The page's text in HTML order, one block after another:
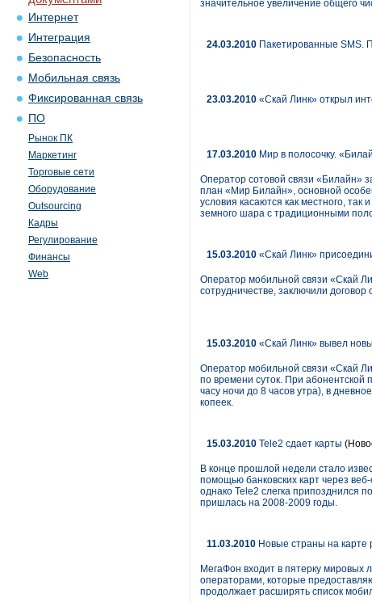
Интернет
Интеграция
Безопасность
Мобильная связь
Фиксированная связь
ПО
Рынок ПК
Маркетинг
Торговые сети
Оборудование
Outsourcing
Кадры
Регулирование
Финансы
Web
значительное увеличение общего
24.03.2010 Пакетированные SMS.
23.03.2010 «Скай Линк» открыл
17.03.2010 Мир в полосочку.
Оператор сотовой связи «Билайн»
план «Мир Билайн», основной
условия касаются как местного,
земного шара с традиционными
15.03.2010 «Скай Линк»
Оператор мобильной связи «Скай
сотрудничестве, заключили
15.03.2010 «Скай Линк» вывел
Оператор мобильной связи «Скай
по времени суток. При абонентской
часу ночи до 8 часов утра), в
копеек.
15.03.2010 Tele2 сдает карты
В конце прошлой недели стало
помощью банковских карт через
однако Tele2 слегка припозднился
пришлась на 2008-2009 годы.
11.03.2010 Новые страны на карте
МегаФон входит в пятерку мировых
операторами, которые
продолжает расширять список